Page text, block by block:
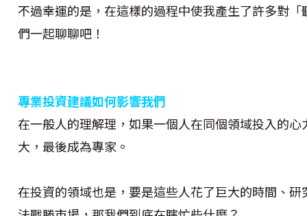
不過幸運的是，在這樣的過程中使我產生了許多對
們一起聊聊吧！
專業投資建議如何影響我們
在一般人的理解理，如果一個人在同個領域投入的
大，最後成為專家。
在投資的領域也是，要是這些人花了巨大的時間、